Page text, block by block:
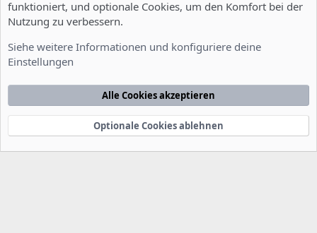
Nutzungsbedingungen Datenschutzerklärung
Startseite
e
Community platform by XenForo® © 2010-2022 XenForo Ltd.
xenDach©2010-2014
funktioniert, und optionale Cookies, um den Komfort bei der
Nutzung zu verbessern.
Siehe weitere Informationen und konfiguriere deine
Einstellungen
Alle Cookies akzeptieren
Optionale Cookies ablehnen